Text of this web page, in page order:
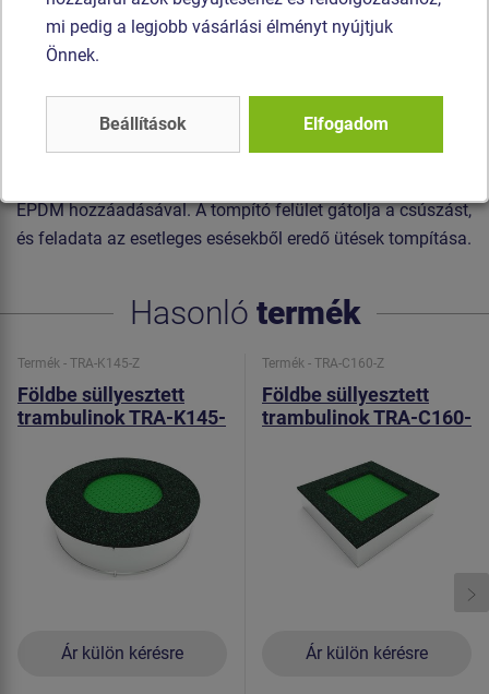
kerethez. A lamellák speciális, dörzsölődésnek és az
időjárási hatásoknak ellenálló műanyagból készültek.
EPDM hozzáadásával. A tompító felület gátolja a csúszást,
és feladata az esetleges esésekből eredő ütések tompítása.
Hasonló termék
Termék - TRA-K145-Z
Földbe süllyesztett
trambulinok TRA-K145-
Ár külön kérésre
Termék - TRA-C160-Z
Földbe süllyesztett
trambulinok TRA-C160-
Ár külön kérésre
mi pedig a legjobb vásárlási élményt nyújtjuk
Önnek.
Beállítások Elfogadom